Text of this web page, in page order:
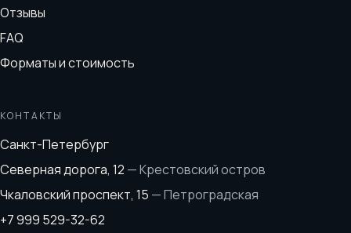
Отзывы
FAQ
Форматы и стоимость
КОНТАКТЫ
Санкт-Петербург
Северная дорога, 12 —Крестовский остров
Чкаловский проспект, 15 —Петроградская
+7 999 529-32-62